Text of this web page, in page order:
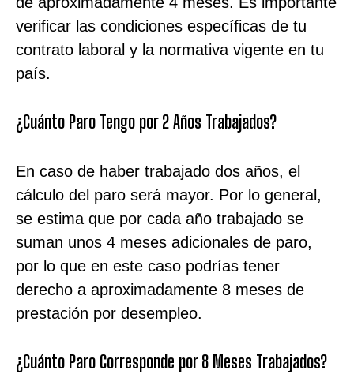
verificar las condiciones específicas de tu
contrato laboral y la normativa vigente en tu
país.
¿Cuánto Paro Tengo por 2 Años Trabajados?
En caso de haber trabajado dos años, el
cálculo del paro será mayor. Por lo general,
se estima que por cada año trabajado se
suman unos 4 meses adicionales de paro,
por lo que en este caso podrías tener
derecho a aproximadamente 8 meses de
prestación por desempleo.
¿Cuánto Paro Corresponde por 8 Meses Trabajados?